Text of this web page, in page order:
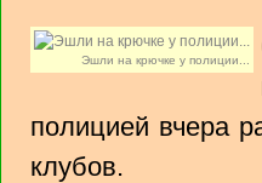
Эшли на крючке у полиции...
полицией вчера
клубов.